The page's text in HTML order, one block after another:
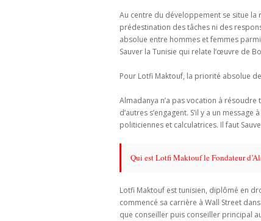
Au centre du développement se situe la
prédestination des tâches ni des
absolue entre hommes et femmes
Sauver la Tunisie qui relate l’œuvre de
Pour Lotfi Maktouf, la priorité absolue
Almadanya n’a pas vocation à
d’autres s’engagent. S’il y a un
politiciennes et calculatrices. Il faut
Qui est Lotfi Maktouf le Fondateur
Lotfi Maktouf est tunisien, diplômé en
commencé sa carrière à Wall Street
que conseiller puis conseiller principal